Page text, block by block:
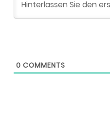
0 COMMENTS